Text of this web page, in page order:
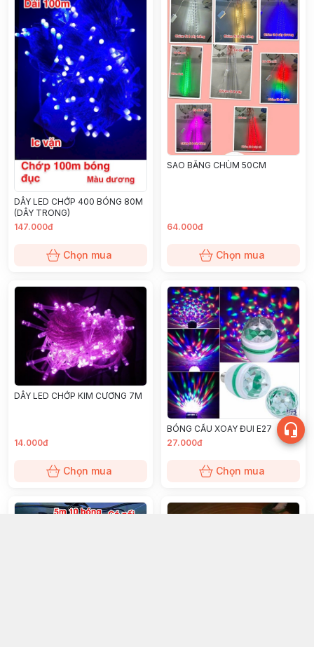
DÂY LED CHỚP 400 BÓNG 80M
(DÂY TRONG)
147.000đ
Chọn mua
SAO BĂNG CHÙM 50CM
64.000đ
Chọn mua
DÂY LED CHỚP KIM CƯƠNG 7M
14.000đ
Chọn mua
BÓNG CẦU XOAY ĐUI E27
27.000đ
Chọn mua